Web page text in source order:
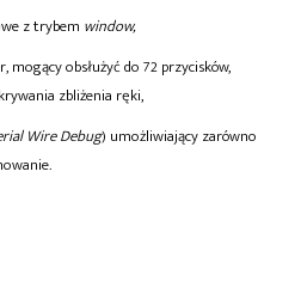
z trybem window,
obsłużyć do 72 przycisków,
zbliżenia ręki,
Wire Debug) umożliwiający zarówno